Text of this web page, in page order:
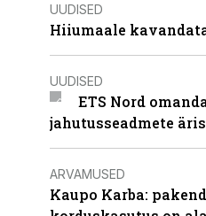
UUDISED
Hiiumaale
UUDISED
ETS Nord
jahutusseadmete
ARVAMUSED
Kaupo Karba: